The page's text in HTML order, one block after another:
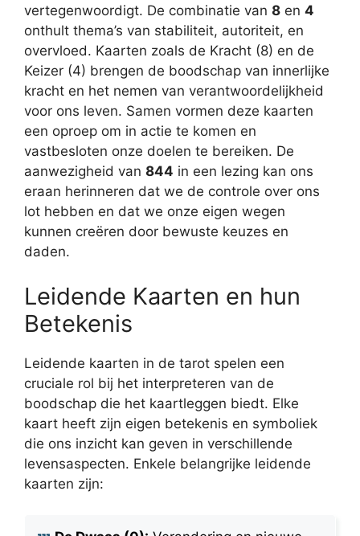
vertegenwoordigt. De combinatie van 8 en 4
onthult thema’s van stabiliteit, autoriteit, en
overvloed. Kaarten zoals de Kracht (8) en de
Keizer (4) brengen de boodschap van innerlijke
kracht en het nemen van verantwoordelijkheid
voor ons leven. Samen vormen deze kaarten
een oproep om in actie te komen en
vastbesloten onze doelen te bereiken. De
aanwezigheid van 844 in een lezing kan ons
eraan herinneren dat we de controle over ons
lot hebben en dat we onze eigen wegen
kunnen creëren door bewuste keuzes en
daden.
Leidende Kaarten en hun
Betekenis
Leidende kaarten in de tarot spelen een
cruciale rol bij het interpreteren van de
boodschap die het kaartleggen biedt. Elke
kaart heeft zijn eigen betekenis en symboliek
die ons inzicht kan geven in verschillende
levensaspecten. Enkele belangrijke leidende
kaarten zijn: